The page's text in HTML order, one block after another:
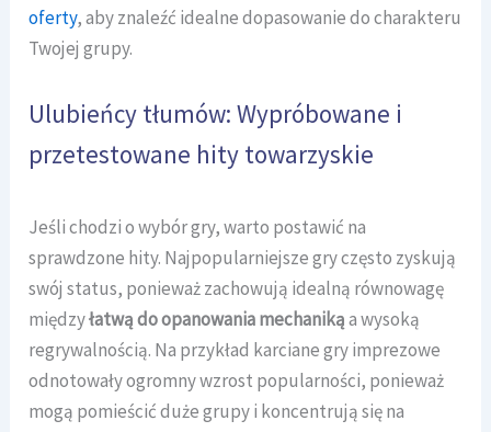
oferty, aby znaleźć idealne dopasowanie do charakteru
Twojej grupy.
Ulubieńcy tłumów: Wypróbowane i
przetestowane hity towarzyskie
Jeśli chodzi o wybór gry, warto postawić na
sprawdzone hity. Najpopularniejsze gry często zyskują
swój status, ponieważ zachowują idealną równowagę
międzyłatwą do opanowania mechanikąa wysoką
regrywalnością. Na przykład karciane gry imprezowe
odnotowały ogromny wzrost popularności, ponieważ
mogą pomieścić duże grupy i koncentrują się na